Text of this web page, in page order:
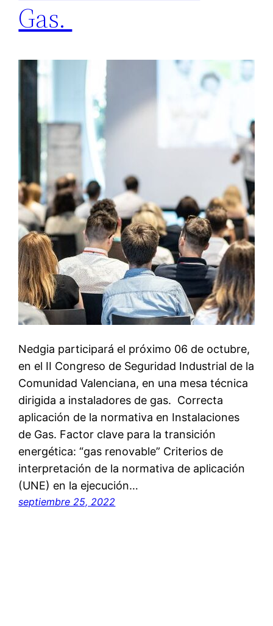
Gas.
Nedgia participará el próximo 06 de octubre,
en el II Congreso de Seguridad Industrial de la
Comunidad Valenciana, en una mesa técnica
dirigida a instaladores de gas. Correcta
aplicación de la normativa en Instalaciones
de Gas. Factor clave para la transición
energética: “gas renovable” Criterios de
interpretación de la normativa de aplicación
(UNE) en la ejecución…
septiembre 25, 2022